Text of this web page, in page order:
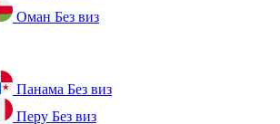
Оман Без виз
Панама Без виз
Перу Без виз